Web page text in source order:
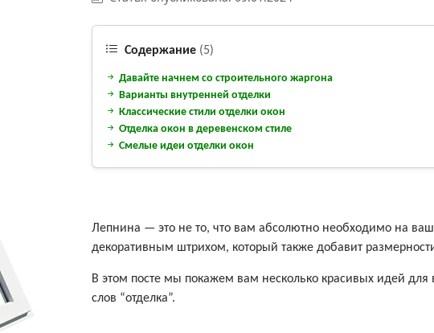
Содержание (5)
Давайте начнем со строительного жаргона
Варианты внутренней отделки
Классические стили отделки окон
Отделка окон в деревенском стиле
Смелые идеи отделки окон
Лепнина — это не то, что вам абсолютно необходимо на
декоративным штрихом, который также добавит
В этом посте мы покажем вам несколько красивых идей для
слов “отделка”.